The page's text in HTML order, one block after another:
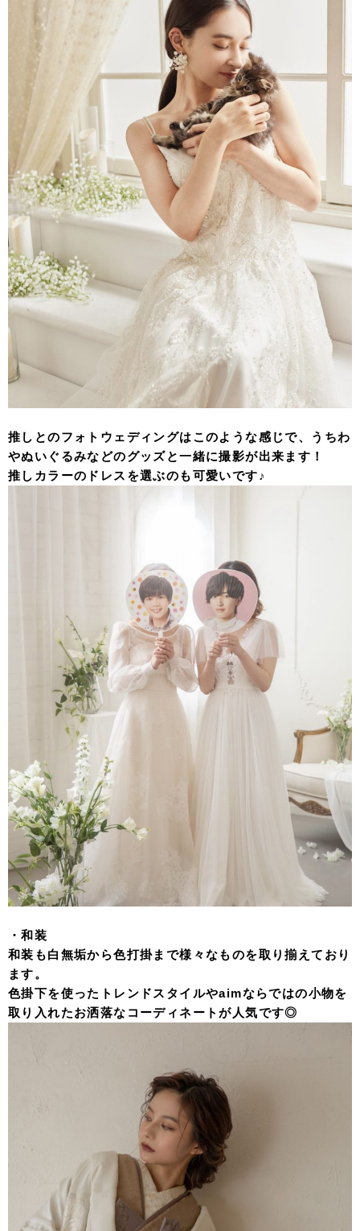
推しとのフォトウェディングはこのような感じで、うちわ
やぬいぐるみなどのグッズと一緒に撮影が出来ます！
推しカラーのドレスを選ぶのも可愛いです♪
・和装
和装も白無垢から色打掛まで様々なものを取り揃えており
ます。
色掛下を使ったトレンドスタイルやaimならではの小物を
取り入れたお洒落なコーディネートが人気です◎